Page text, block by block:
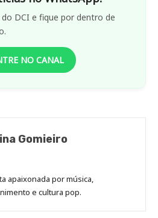
DCI e fique por dentro de
NO CANAL
Gomieiro
apaixonada por música,
e cultura pop.